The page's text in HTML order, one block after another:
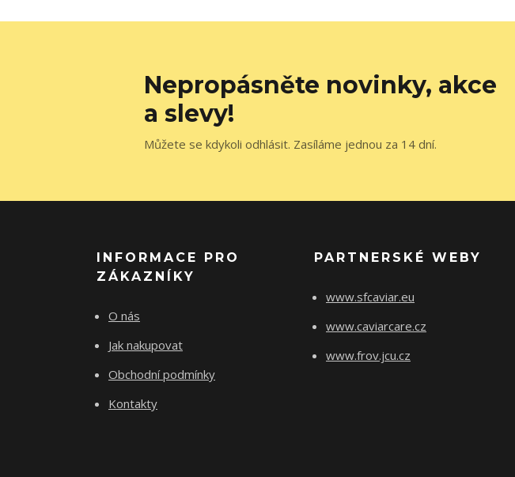
Nepropásněte novinky, akce
a slevy!
Můžete se kdykoli odhlásit. Zasíláme jednou za 14 dní.
INFORMACE PRO
ZÁKAZNÍKY
O nás
Jak nakupovat
Obchodní podmínky
Kontakty
PARTNERSKÉ WEBY
www.sfcaviar.eu
www.caviarcare.cz
www.frov.jcu.cz